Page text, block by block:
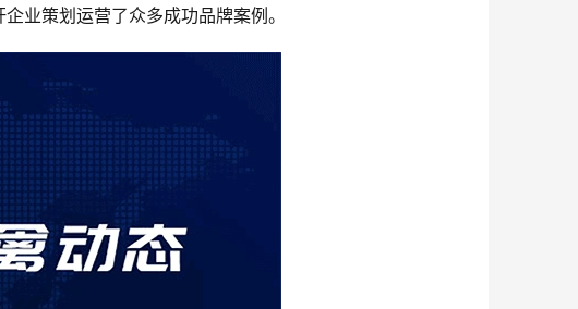
业策划运营了众多成功品牌案例。